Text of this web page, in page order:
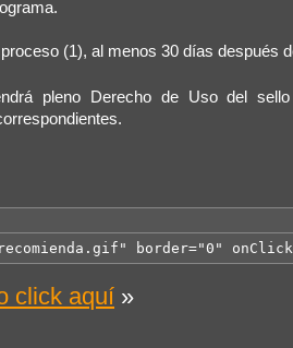
(1), al menos 30 días después
pleno Derecho de Uso del
border="0"
click aquí »